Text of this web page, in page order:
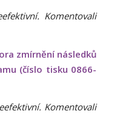
Komentovali
zmírnění následků
(číslo tisku 0866-
Komentovali